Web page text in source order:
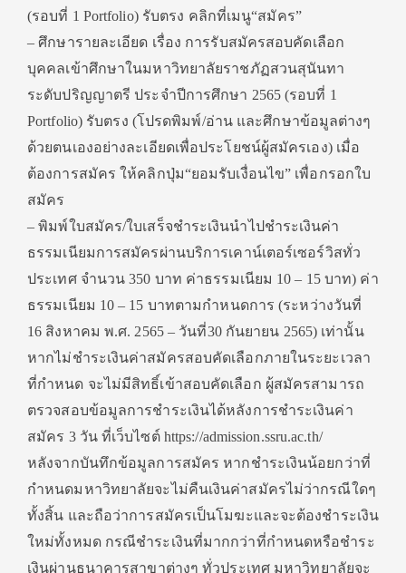
(รอบที่ 1 Portfolio) รับตรง คลิกที่เมนู“สมัคร”
– ศึกษารายละเอียด เรื่อง การรับสมัครสอบคัดเลือก
บุคคลเข้าศึกษาในมหาวิทยาลัยราชภัฏสวนสุนันทา
ระดับปริญญาตรี ประจำปีการศึกษา 2565 (รอบที่ 1
Portfolio) รับตรง (โปรดพิมพ์/อ่าน และศึกษาข้อมูลต่างๆ
ด้วยตนเองอย่างละเอียดเพื่อประโยชน์ผู้สมัครเอง) เมื่อ
ต้องการสมัคร ให้คลิกปุ่ม“ยอมรับเงื่อนไข” เพื่อกรอกใบ
สมัคร
– พิมพ์ใบสมัคร/ใบเสร็จชำระเงินนำไปชำระเงินค่า
ธรรมเนียมการสมัครผ่านบริการเคาน์เตอร์เซอร์วิสทั่ว
ประเทศ จำนวน 350 บาท ค่าธรรมเนียม 10 – 15 บาท) ค่า
ธรรมเนียม 10 – 15 บาทตามกำหนดการ (ระหว่างวันที่
16 สิงหาคม พ.ศ. 2565 – วันที่30 กันยายน 2565) เท่านั้น
หากไม่ชำระเงินค่าสมัครสอบคัดเลือกภายในระยะเวลา
ที่กำหนด จะไม่มีสิทธิ์เข้าสอบคัดเลือก ผู้สมัครสามารถ
ตรวจสอบข้อมูลการชำระเงินได้หลังการชำระเงินค่า
สมัคร 3 วัน ที่เว็บไซต์ https://admission.ssru.ac.th/
หลังจากบันทึกข้อมูลการสมัคร หากชำระเงินน้อยกว่าที่
กำหนดมหาวิทยาลัยจะไม่คืนเงินค่าสมัครไม่ว่ากรณีใดๆ
ทั้งสิ้น และถือว่าการสมัครเป็นโมฆะและจะต้องชำระเงิน
ใหม่ทั้งหมด กรณีชำระเงินที่มากกว่าที่กำหนดหรือชำระ
เงินผ่านธนาคารสาขาต่างๆ ทั่วประเทศ มหาวิทยาลัยจะ